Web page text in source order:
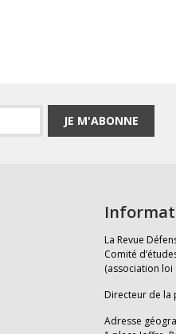
JE M'ABONNE
La Revue
Comité
(association loi
Directeur de la
Adresse